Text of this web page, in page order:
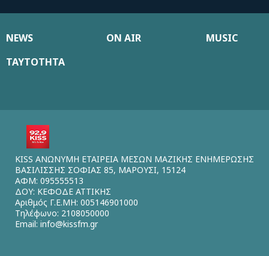
NEWS ON AIR
MUSIC
ΤΑΥΤΟΤΗΤΑ
KISS ΑΝΩΝΥΜΗ ΕΤΑΙΡΕΙΑ ΜΕΣΩΝ ΜΑΖΙΚΗΣ ΕΝΗΜΕΡΩΣΗΣ
ΒΑΣΙΛΙΣΣΗΣ ΣΟΦΙΑΣ 85, ΜΑΡΟΥΣΙ, 15124
ΑΦΜ: 095555513
ΔΟΥ: ΚΕΦΟΔΕ ΑΤΤΙΚΗΣ
Αριθμός Γ.Ε.ΜΗ: 005146901000
Τηλέφωνο: 2108050000
Email: info@kissfm.gr